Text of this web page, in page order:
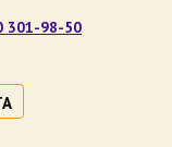
301-98-50